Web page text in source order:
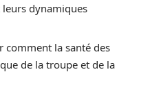
leurs dynamiques
comment la santé des
de la troupe et de la